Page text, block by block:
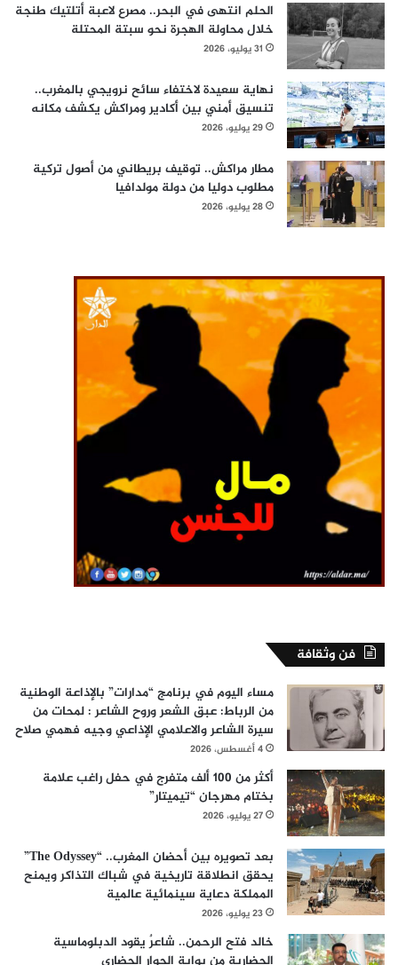
الحلم انتهى في البحر.. مصرع لاعبة أتلتيك طنجة
خلال محاولة الهجرة نحو سبتة المحتلة
31 يوليو، 2026
نهاية سعيدة لاختفاء سائح نرويجي بالمغرب..
تنسيق أمني بين أكادير ومراكش يكشف مكانه
29 يوليو، 2026
مطار مراكش.. توقيف بريطاني من أصول تركية
مطلوب دوليا من دولة مولدافيا
28 يوليو، 2026
فن وثقافة
مساء اليوم في برنامج “مدارات” بالإذاعة الوطنية
من الرباط: عبق الشعر وروح الشاعر : لمحات من
سيرة الشاعر والاعلامي الإذاعي وجيه فهمي صلاح
4 أغسطس، 2026
أكثر من 100 ألف متفرج في حفل راغب علامة
بختام مهرجان “تيميتار”
27 يوليو، 2026
بعد تصويره بين أحضان المغرب.. “The Odyssey”
يحقق انطلاقة تاريخية في شباك التذاكر ويمنح
المملكة دعاية سينمائية عالمية
23 يوليو، 2026
خالد فتح الرحمن.. شاعرٌ يقود الدبلوماسية